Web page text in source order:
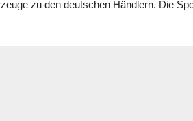
zu den deutschen Händlern. Die